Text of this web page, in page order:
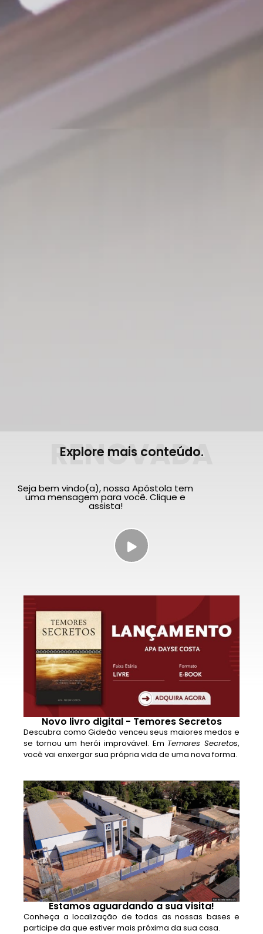
RENOVADA
Explore mais conteúdo.
Seja bem vindo(a), nossa Apóstola tem
uma mensagem para você. Clique e
assista!
Novo livro digital - Temores Secretos
Descubra como Gideão venceu seus maiores medos e
se tornou um herói improvável. Em Temores Secretos,
você vai enxergar sua própria vida de uma nova forma.
Estamos aguardando a sua visita!
Conheça a localização de todas as nossas bases e
participe da que estiver mais próxima da sua casa.